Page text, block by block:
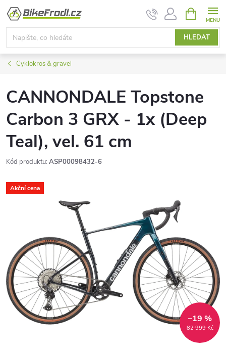
Přejít
obsah
HLEDAT
NÁKUPNÍ
KOŠÍK
Cyklokros & gravel
CANNONDALE Topstone
Carbon 3 GRX - 1x (Deep
Teal), vel. 61 cm
Kód produktu: ASP00098432-6
Akční cena
82 999 Kč
–19 %